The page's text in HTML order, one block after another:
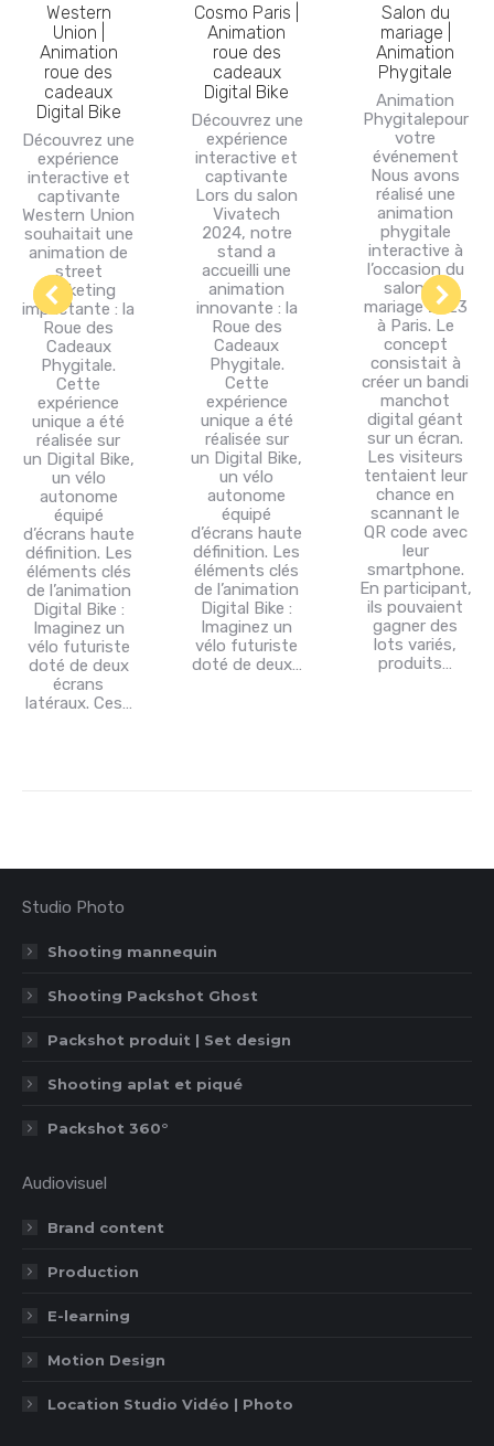
Western
Union |
Animation
roue des
cadeaux
Digital Bike
Découvrez une
expérience
interactive et
captivante
Western Union
souhaitait une
animation de
street
Marketing
impactante : la
Roue des
Cadeaux
Phygitale.
Cette
expérience
unique a été
réalisée sur
un Digital Bike,
un vélo
autonome
équipé
d’écrans haute
définition. Les
éléments clés
de l’animation
Digital Bike :
Imaginez un
vélo futuriste
doté de deux
écrans
latéraux. Ces…
Cosmo Paris |
Animation
roue des
cadeaux
Digital Bike
Découvrez une
expérience
interactive et
captivante
Lors du salon
Vivatech
2024, notre
stand a
accueilli une
animation
innovante : la
Roue des
Cadeaux
Phygitale.
Cette
expérience
unique a été
réalisée sur
un Digital Bike,
un vélo
autonome
équipé
d’écrans haute
définition. Les
éléments clés
de l’animation
Digital Bike :
Imaginez un
vélo futuriste
doté de deux…
Salon du
mariage |
Animation
Phygitale
Animation
Phygitalepour
votre
événement
Nous avons
réalisé une
animation
phygitale
interactive à
l’occasion du
salon du
mariage 2023
à Paris. Le
concept
consistait à
créer un bandi
manchot
digital géant
sur un écran.
Les visiteurs
tentaient leur
chance en
scannant le
QR code avec
leur
smartphone.
En participant,
ils pouvaient
gagner des
lots variés,
produits…
Studio Photo
Shooting mannequin
Shooting Packshot Ghost
Packshot produit | Set design
Shooting aplat et piqué
Packshot 360°
Audiovisuel
Brand content
Production
E-learning
Motion Design
Location Studio Vidéo | Photo